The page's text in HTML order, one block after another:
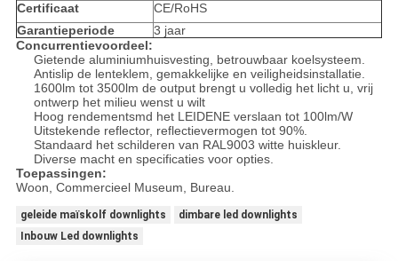
Certificaat
CE/RoHS
Garantieperiode
3 jaar
Concurrentievoordeel:
Gietende aluminiumhuisvesting, betrouwbaar koelsysteem.
Antislip de lenteklem, gemakkelijke en veiligheidsinstallatie.
1600lm tot 3500lm de output brengt u volledig het licht u, vrij
ontwerp het milieu wenst u wilt
Hoog rendementsmd het LEIDENE verslaan tot 100lm/W
Uitstekende reflector, reflectievermogen tot 90%.
Standaard het schilderen van RAL9003 witte huiskleur.
Diverse macht en specificaties voor opties.
Toepassingen:
Woon, Commercieel Museum, Bureau.
geleide maïskolf downlights
dimbare led downlights
Inbouw Led downlights